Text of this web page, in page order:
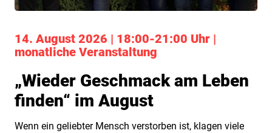
14. August 2026 | 18:00-21:00 Uhr |
monatliche Veranstaltung
„Wieder Geschmack am Leben
finden“ im August
Wenn ein geliebter Mensch verstorben ist, klagen viele